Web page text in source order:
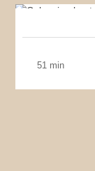
51 min